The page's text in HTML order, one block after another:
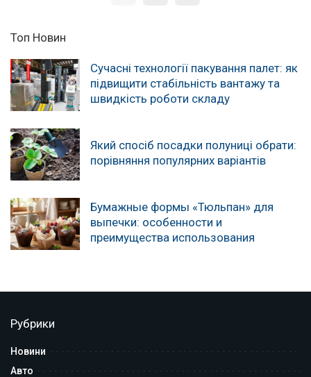
Топ Новин
Сучасні технології пакування палет: як
підвищити стабільність вантажу та
швидкість роботи складу
Який спосіб посадки полуниці обрати:
порівняння популярних варіантів
Бумажные формы «Тюльпан» для
выпечки: особенности и
преимущества использования
Рубрики
Новини
Авто